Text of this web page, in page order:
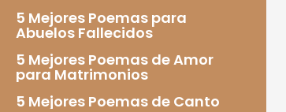
5 Mejores Poemas para
Abuelos Fallecidos
5 Mejores Poemas de Amor
para Matrimonios
5 Mejores Poemas de Canto